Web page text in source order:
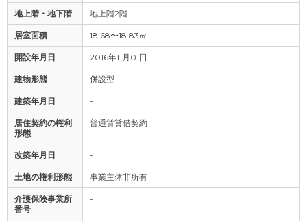
地上階・地下階 地上階2階
居室面積 18.68〜18.83㎡
開設年月日 2016年11月01日
建物形態 併設型
建築年月日 -
居住契約の権利
形態
普通賃貸借契約
改築年月日 -
土地の権利形態 事業主体非所有
介護保険事業所
番号
-